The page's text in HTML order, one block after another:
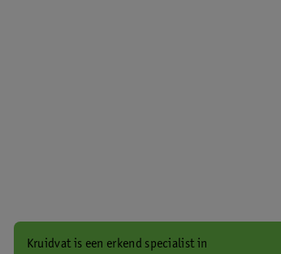
Kruidvat is een erkend specialist in